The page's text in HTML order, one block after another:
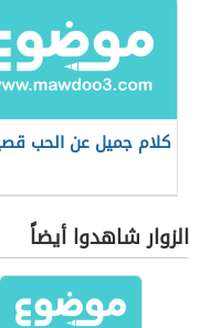
كلام جميل عن الحب
الزوار شاهدوا أيضاً